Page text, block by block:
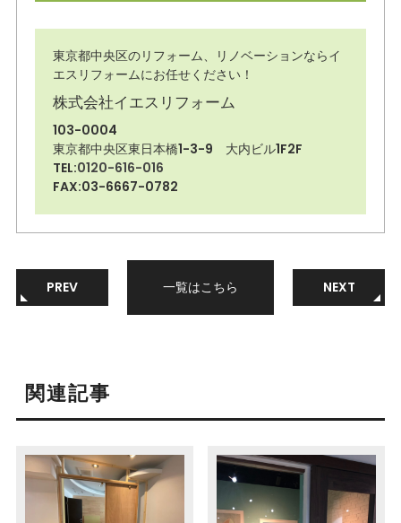
東京都中央区のリフォーム、リノベーションならイ
エスリフォームにお任せください！
株式会社イエスリフォーム
103-0004
東京都中央区東日本橋1-3-9 大内ビル1F2F
TEL:0120-616-016
FAX:03-6667-0782
PREV 一覧はこちら NEXT
関連記事